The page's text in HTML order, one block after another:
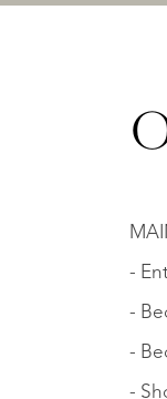
-
-
-
-